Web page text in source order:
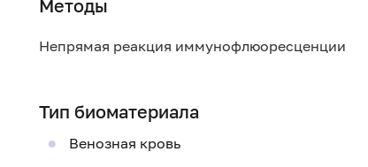
Методы
Непрямая реакция иммунофлюоресценции
Тип биоматериала
Венозная кровь